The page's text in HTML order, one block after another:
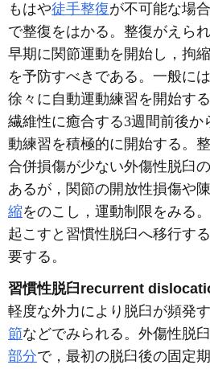
もはや徒手整復が不可能な場
で整復をはかる。整復がえら
早期に関節運動を開始し，拘
を予防すべきである。一般に
徐々に自動運動練習を開始す
繊維性に癒合する3週間前後か
動練習を積極的に開始する。
合併損傷が少ない外傷性脱臼
あるが，関節の開放性損傷や
縮をのこし，運動制限をみる
起こすと習慣性脱臼へ移行す
要する。
習慣性脱臼recurrent
軽度な外力により脱臼が頻発
節などでみられる。外傷性脱
部分で，最初の脱臼後の固定